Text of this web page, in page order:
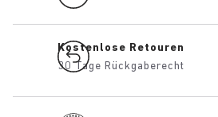
Kostenlose Retouren
30 Tage Rückgaberecht